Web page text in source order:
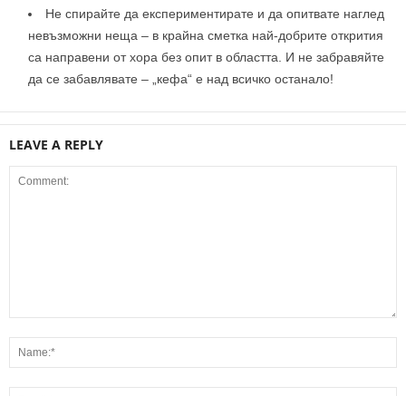
Не спирайте да експериментирате и да опитвате наглед
невъзможни неща – в крайна сметка най-добрите открития
са направени от хора без опит в областта. И не забравяйте
да се забавлявате – „кефа“ е над всичко останало!
LEAVE A REPLY